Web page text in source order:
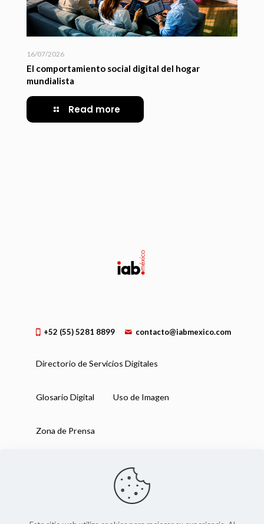
16/07/2026
El comportamiento social digital del hogar
mundialista
Read more
+52 (55) 5281 8899 contacto@iabmexico.com
Directorio de Servicios Digitales
Glosario Digital Uso de Imagen
Zona de Prensa